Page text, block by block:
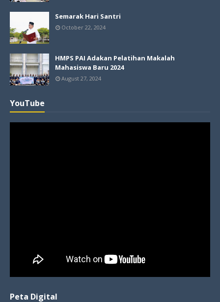
Semarak Hari Santri
October 22, 2024
HMPS PAI Adakan Pelatihan Makalah
Mahasiswa Baru 2024
August 27, 2024
YouTube
Peta Digital